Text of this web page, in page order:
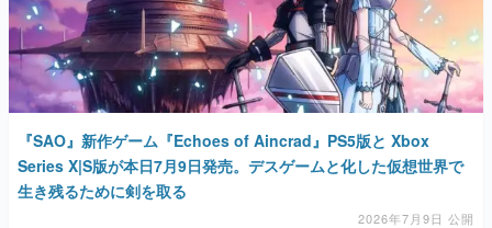
『SAO』新作ゲーム『Echoes of Aincrad』PS5版と Xbox
Series X|S版が本日7月9日発売。デスゲームと化した仮想世界で
生き残るために剣を取る
2026年7月9日 公開